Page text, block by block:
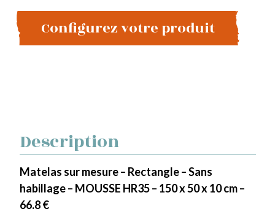
Configurez votre produit
Description
Matelas sur mesure – Rectangle – Sans
habillage – MOUSSE HR35 – 150 x 50 x 10 cm –
66.8 €